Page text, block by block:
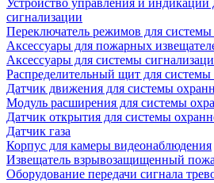
Устройство управления и
сигнализации
Переключатель режимов для
Аксессуары для пожарных
Аксессуары для системы
Распределительный щит для
Датчик движения для системы
Модуль расширения для системы
Датчик открытия для системы
Датчик газа
Корпус для камеры видеонаблюдения
Извещатель взрывозащищенный
Оборудование передачи сигнала